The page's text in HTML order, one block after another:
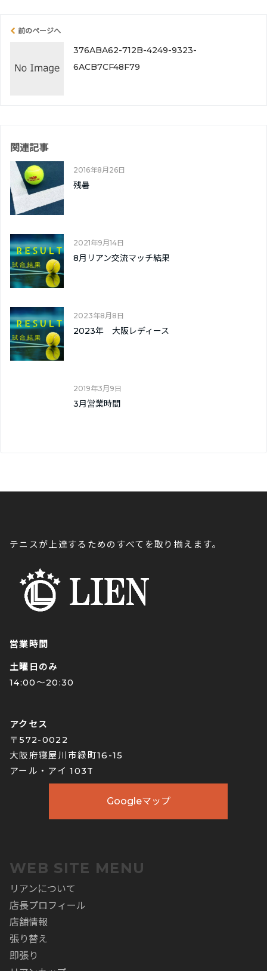
前のページへ
376ABA62-712B-4249-9323-
6ACB7CF48F79
関連記事
2016年8月26日
残暑
2021年9月14日
8月リアン交流マッチ結果
2023年8月8日
2023年 大阪レディース
2019年3月9日
3月営業時間
テニスが上達するためのすべてを取り揃えます。
営業時間
土曜日のみ
14:00〜20:30
アクセス
〒572-0022
大阪府寝屋川市緑町16-15
アール・アイ 103T
Googleマップ
WEB SITE MENU
リアンについて
店長プロフィール
店舗情報
張り替え
即張り